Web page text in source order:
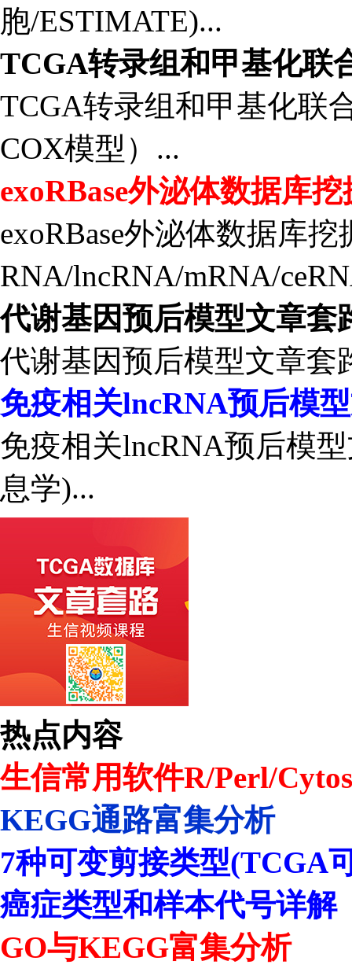
胞/ESTIMATE)...
TCGA转录组和甲基化联
TCGA转录组和甲基化联
COX模型）...
exoRBase外泌体数据库
exoRBase外泌体数据库挖
RNA/lncRNA/mRNA/
代谢基因预后模型文章套
代谢基因预后模型文章套
免疫相关lncRNA预后模
免疫相关lncRNA预后模
息学)...
热点内容
生信常用软件R/Perl/
KEGG通路富集分析
7种可变剪接类型(TCGA
癌症类型和样本代号详解
GO与KEGG富集分析